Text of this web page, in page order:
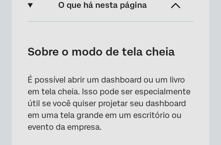
O que há nesta página
Colocar um Dashboard ou livro em tela cheia
Sobre o modo de tela cheia
É possível abrir um dashboard ou um livro
em tela cheia. Isso pode ser especialmente
útil se você quiser projetar seu dashboard
em uma tela grande em um escritório ou
evento da empresa.